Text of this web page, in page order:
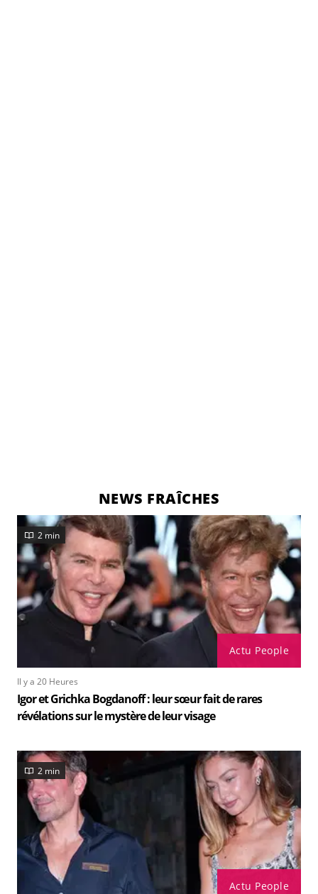
NEWS FRAÎCHES
Actu People
2 min
Il y a 20 Heures
Igor et Grichka Bogdanoff : leur sœur fait de rares
révélations sur le mystère de leur visage
Actu People
2 min